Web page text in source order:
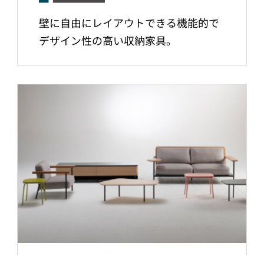
壁に自由にレイアウトできる機能的で
デザイン性の高い収納家具。